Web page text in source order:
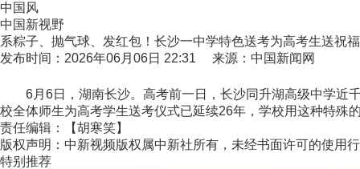
中国风
中国新视野
系粽子、抛气球、发红包！长沙一中学特色送考为高考生送祝福
发布时间：2026年06月06日 22:31 来源：中国新闻网
6月6日，湖南长沙。高考前一日，长沙同升湖高级中学近千
校全体师生为高考学生送考仪式已延续26年，学校用这种特殊
责任编辑：【胡寒笑】
版权声明：中新视频版权属中新社所有，未经书面许可的使用
特别推荐